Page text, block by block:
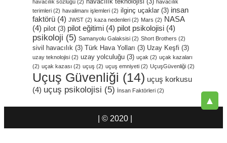
havacılık sözlüğü (2)
havacılık
terimleri (2) havalimanı işlemleri (2) ilginç uçaklar (3) insan
faktörü (4) JWST (2) kaza nedenleri (2) Mars (2) NASA
(4) pilot (3) pilot eğitimi (4) pilot psikolojisi (4)
psikoloji (5) Samanyolu Galaksisi (2) Short Brothers (2)
sivil havacılık (3) Türk Hava Yolları (3) Uzay Keşfi (3)
uzay teknolojisi (2) uzay yolculuğu (3) uçak (2) uçak kazaları
(2) uçak kazası (2) uçuş (2) uçuş emniyeti (2) UçuşGüvenliği (2)
Uçuş Güvenliği (14) uçuş korkusu
(4) uçuş psikolojisi (5) İnsan Faktörleri (2)
▲
| © 2020 |